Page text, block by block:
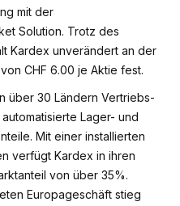
mit der
Solution. Trotz des
Kardex unverändert an der
CHF 6.00 je Aktie fest.
über 30 Ländern Vertriebs-
Lager- und
Mit einer installierten
verfügt Kardex in ihren
von über 35%.
Europageschäft stieg